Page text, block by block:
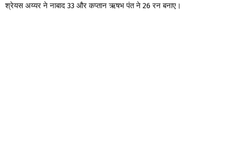
श्रेयस अय्यर ने नाबाद 33 और कप्तान ऋषभ पंत ने 26 रन बनाए।